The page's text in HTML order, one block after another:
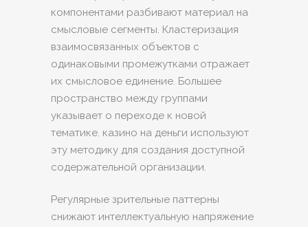
компонентами разбивают материал на
смысловые сегменты. Кластеризация
взаимосвязанных объектов с
одинаковыми промежутками отражает
их смысловое единение. Большее
пространство между группами
указывает о переходе к новой
тематике. казино на деньги используют
эту методику для создания доступной
содержательной организации.
Регулярные зрительные паттерны
снижают интеллектуальную напряжение